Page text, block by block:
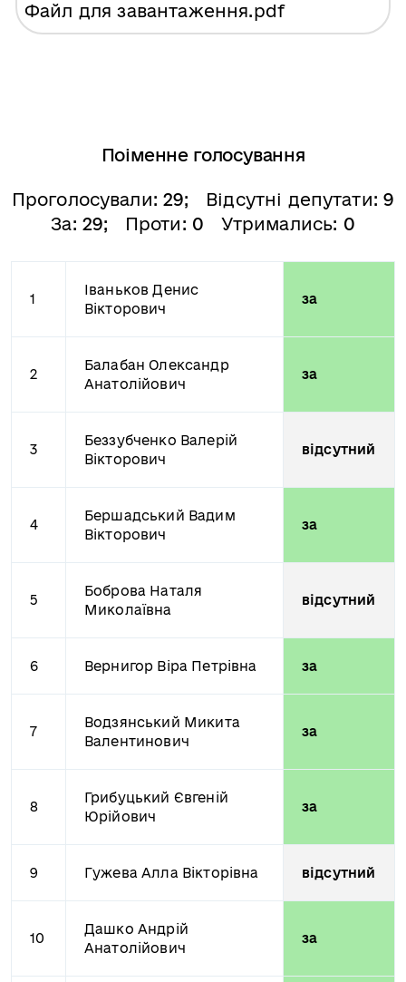
Файл для завантаження.pdf
Поіменне голосування
Проголосували:29; Відсутні депутати:9
За: 29; Проти: 0 Утримались: 0
1
Іваньков Денис
Вікторович
за
2
Балабан Олександр
Анатолійович
за
3
Беззубченко Валерій
Вікторович
відсутний
4
Бершадський Вадим
Вікторович
за
5
Боброва Наталя
Миколаївна
відсутний
6 Вернигор Віра Петрівна за
7
Водзянський Микита
Валентинович
за
8
Грибуцький Євгеній
Юрійович
за
9 Гужева Алла Вікторівна відсутний
10
Дашко Андрій
Анатолійович
за